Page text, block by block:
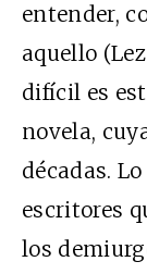
entender,
aquello
difícil es
novela,
décadas.
escritores
los